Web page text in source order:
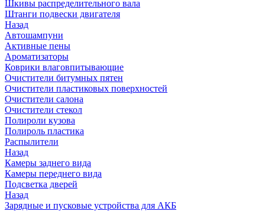
Шкивы распределительного вала
Штанги подвески двигателя
Назад
Автошампуни
Активные пены
Ароматизаторы
Коврики влаговпитывающие
Очистители битумных пятен
Очистители пластиковых поверхностей
Очистители салона
Очистители стекол
Полироли кузова
Полироль пластика
Распылители
Назад
Камеры заднего вида
Камеры переднего вида
Подсветка дверей
Назад
Зарядные и пусковые устройства для АКБ